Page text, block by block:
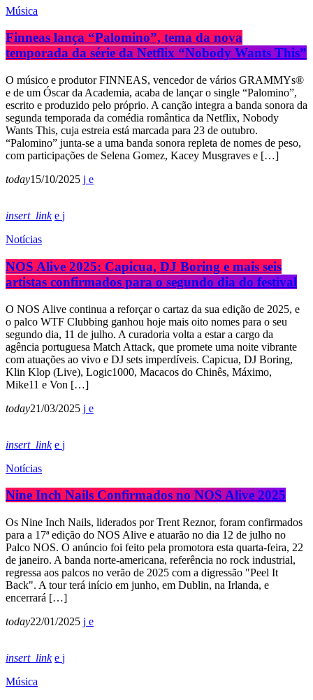
Música
Finneas lança “Palomino”, tema da nova
temporada da série da Netflix “Nobody Wants This”
O músico e produtor FINNEAS, vencedor de vários GRAMMYs®
e de um Óscar da Academia, acaba de lançar o single “Palomino”,
escrito e produzido pelo próprio. A canção integra a banda sonora da
segunda temporada da comédia romântica da Netflix, Nobody
Wants This, cuja estreia está marcada para 23 de outubro.
“Palomino” junta-se a uma banda sonora repleta de nomes de peso,
com participações de Selena Gomez, Kacey Musgraves e […]
today15/10/2025
insert_link
Notícias
NOS Alive 2025: Capicua, DJ Boring e mais seis
artistas confirmados para o segundo dia do festival
O NOS Alive continua a reforçar o cartaz da sua edição de 2025, e
o palco WTF Clubbing ganhou hoje mais oito nomes para o seu
segundo dia, 11 de julho. A curadoria volta a estar a cargo da
agência portuguesa Match Attack, que promete uma noite vibrante
com atuações ao vivo e DJ sets imperdíveis. Capicua, DJ Boring,
Klin Klop (Live), Logic1000, Macacos do Chinês, Máximo,
Mike11 e Von […]
today21/03/2025
insert_link
Notícias
Nine Inch Nails Confirmados no NOS Alive 2025
Os Nine Inch Nails, liderados por Trent Reznor, foram confirmados
para a 17ª edição do NOS Alive e atuarão no dia 12 de julho no
Palco NOS. O anúncio foi feito pela promotora esta quarta-feira, 22
de janeiro. A banda norte-americana, referência no rock industrial,
regressa aos palcos no verão de 2025 com a digressão "Peel It
Back". A tour terá início em junho, em Dublin, na Irlanda, e
encerrará […]
today22/01/2025
insert_link
Música